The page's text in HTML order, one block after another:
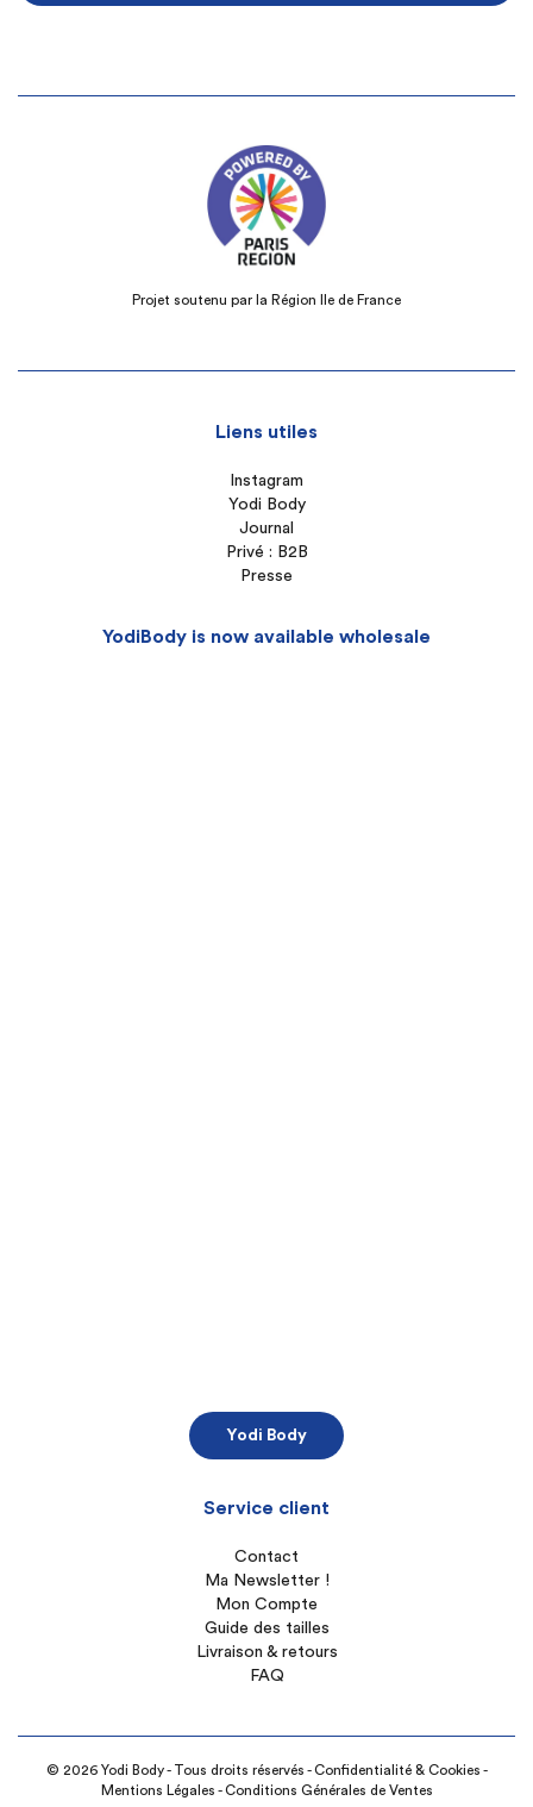
Projet soutenu par la Région Ile de France
Liens utiles
Instagram
Yodi Body
Journal
Privé : B2B
Presse
YodiBody is now available wholesale
Yodi Body
Service client
Contact
Ma Newsletter !
Mon Compte
Guide des tailles
Livraison & retours
FAQ
© 2026 Yodi Body - Tous droits réservés -Confidentialité & Cookies -
Mentions Légales -Conditions Générales de Ventes